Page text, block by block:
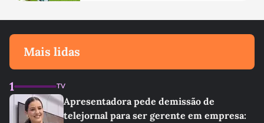
Mais lidas
1 TV
Apresentadora pede demissão de
telejornal para ser gerente em empresa: